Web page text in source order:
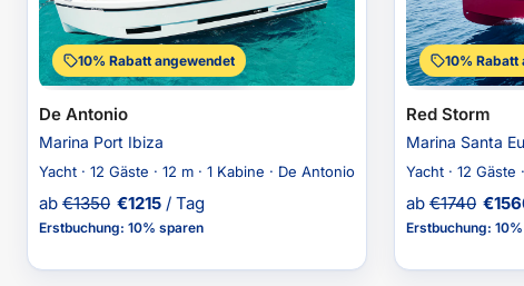
10% Rabatt angewendet
De Antonio
Marina Port Ibiza
Yacht · 12 Gäste · 12 m · 1 Kabine · De Antonio
ab €1350 €1215 / Tag
Erstbuchung: 10% sparen
10% Rabatt
Red Storm
Marina Santa
Yacht · 12 Gäste
ab €1740 €
Erstbuchung: